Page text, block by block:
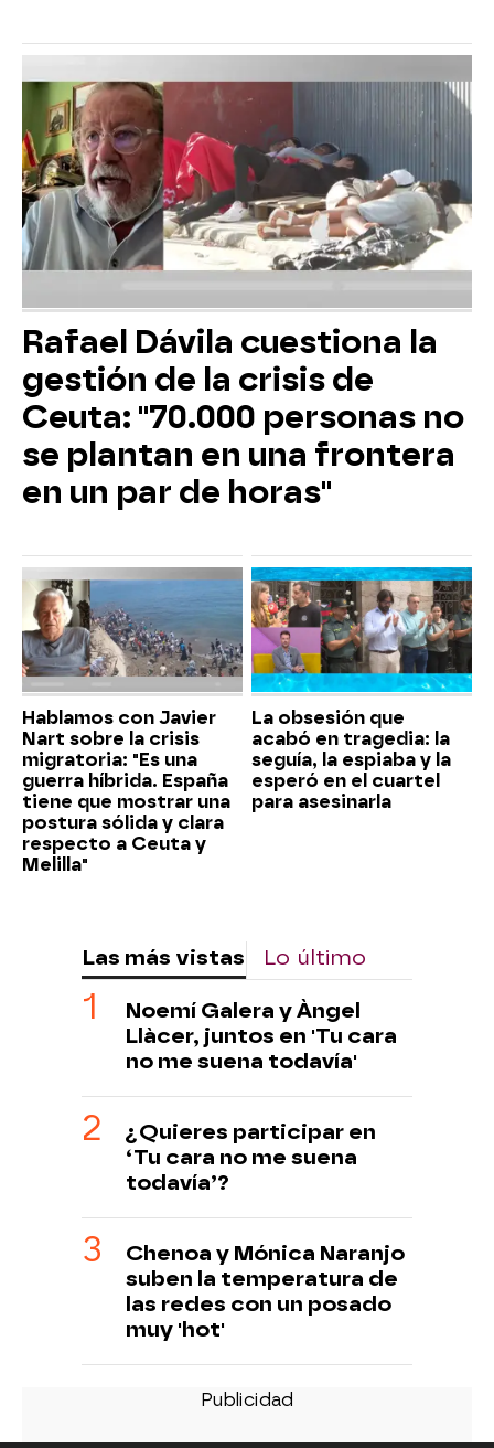
Rafael Dávila cuestiona la
gestión de la crisis de
Ceuta: "70.000 personas no
se plantan en una frontera
en un par de horas"
Hablamos con Javier
Nart sobre la crisis
migratoria: "Es una
guerra híbrida. España
tiene que mostrar una
postura sólida y clara
respecto a Ceuta y
Melilla"
La obsesión que
acabó en tragedia: la
seguía, la espiaba y la
esperó en el cuartel
para asesinarla
Las más vistas Lo último
Noemí Galera y Àngel
Llàcer, juntos en 'Tu cara
no me suena todavía'
¿Quieres participar en
‘Tu cara no me suena
todavía’?
Chenoa y Mónica Naranjo
suben la temperatura de
las redes con un posado
muy 'hot'